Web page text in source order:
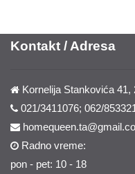
Kontakt / Adresa
Kornelija Stankovića 41,
021/3411076; 062/
Radno vreme:
pon - pet: 10 - 18